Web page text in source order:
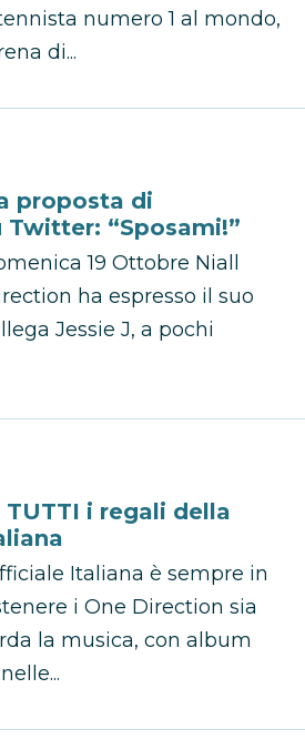
numero 1 al mondo,
di...
proposta di
“Sposami!”
19 Ottobre Niall
ha espresso il suo
Jessie J, a pochi
i regali della
Italiana è sempre in
i One Direction sia
la musica, con album